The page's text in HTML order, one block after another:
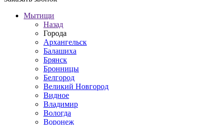
Мытищи
Назад
Города
Архангельск
Балашиха
Брянск
Бронницы
Белгород
Великий Новгород
Видное
Владимир
Вологда
Воронеж